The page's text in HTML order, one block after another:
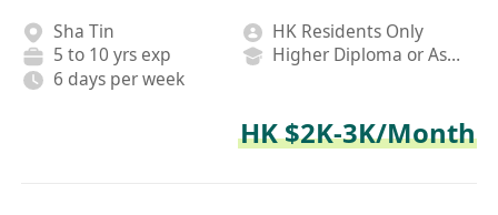
Sha Tin
HK Residents Only
5 to 10 yrs exp
Higher Diploma or Associate Degree
6 days per week
HK $2K-3K/Month